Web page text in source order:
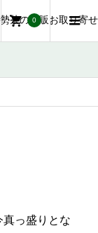
0
っ盛りとな